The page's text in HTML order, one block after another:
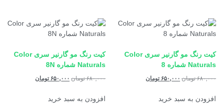
کیت رنگ مو گارنیر سری Color
Naturals شماره 8
۶۸۰,۰۰۰ تومان ۶۵۰,۰۰۰ تومان
افزودن به سبد خرید
کیت رنگ مو گارنیر سری Color
Naturals شماره 8N
۶۸۰,۰۰۰ تومان ۶۵۰,۰۰۰ تومان
افزودن به سبد خرید